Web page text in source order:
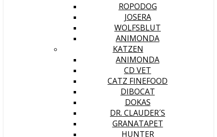
ROPODOG
JOSERA
WOLFSBLUT
ANIMONDA
KATZEN
ANIMONDA
CD VET
CATZ FINEFOOD
DIBOCAT
DOKAS
DR. CLAUDER´S
GRANATAPET
HUNTER